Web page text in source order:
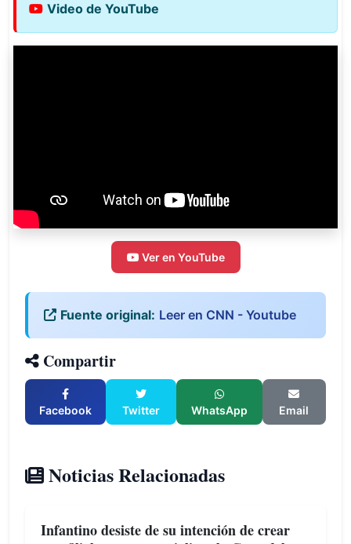
Video de YouTube
Ver en YouTube
Fuente original: Leer en CNN - Youtube
Compartir
Facebook Twitter WhatsApp Email
Noticias Relacionadas
Infantino desiste de su intención de crear